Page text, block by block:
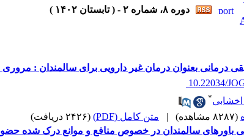
دوره ۸، شماره ۲ - ( تابستان ۱۴۰۲ )
درمانی بعنوان درمان غیر دارویی برای سالمندان :
10.22034/
*
(۸۲۸۷ مشاهده) | متن کامل (PDF)
(۲۴۲۶ دریافت)
باورهای سالمندان در خصوص منافع و موانع درک شده حضور